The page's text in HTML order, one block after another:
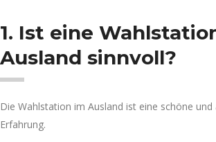
1. Ist eine
Ausland sinnvoll?
Die Wahlstation im Ausland ist eine schöne und
Erfahrung.